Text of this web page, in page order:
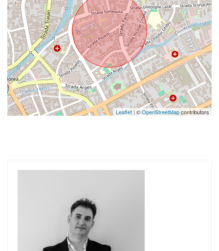
Leaflet| ©OpenStreetMapcontributors